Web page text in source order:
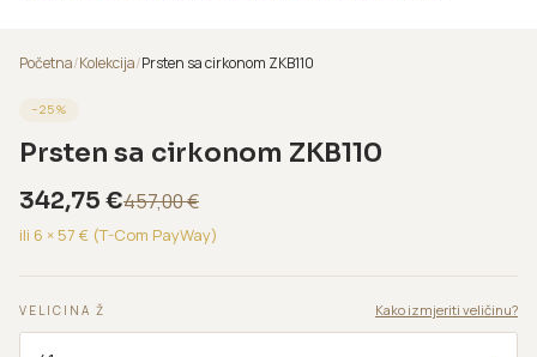
Početna/Kolekcija/Prsten sa cirkonom ZKB110
−25%
Prsten sa cirkonom ZKB110
342,75 €457,00€
ili 6 × 57 € (T-Com PayWay)
VELICINA Ž Kako izmjeriti veličinu?